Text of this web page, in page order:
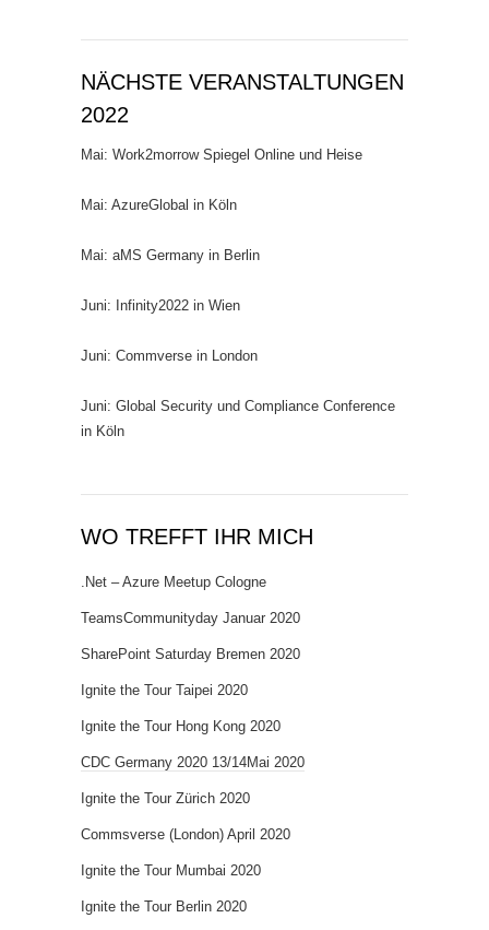
NÄCHSTE VERANSTALTUNGEN
2022
Mai: Work2morrow Spiegel Online und Heise
Mai: AzureGlobal in Köln
Mai: aMS Germany in Berlin
Juni: Infinity2022 in Wien
Juni: Commverse in London
Juni: Global Security und Compliance Conference
in Köln
WO TREFFT IHR MICH
.Net – Azure Meetup Cologne
TeamsCommunityday Januar 2020
SharePoint Saturday Bremen 2020
Ignite the Tour Taipei 2020
Ignite the Tour Hong Kong 2020
CDC Germany 2020 13/14Mai 2020
Ignite the Tour Zürich 2020
Commsverse (London) April 2020
Ignite the Tour Mumbai 2020
Ignite the Tour Berlin 2020